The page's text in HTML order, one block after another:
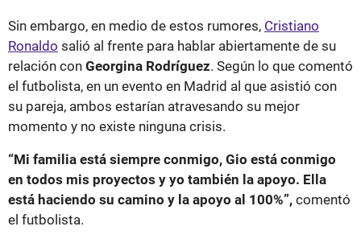
Sin embargo, en medio de estos rumores, Cristiano
Ronaldo salió al frente para hablar abiertamente de su
relación con Georgina Rodríguez. Según lo que comentó
el futbolista, en un evento en Madrid al que asistió con
su pareja, ambos estarían atravesando su mejor
momento y no existe ninguna crisis.
“Mi familia está siempre conmigo, Gio está conmigo
en todos mis proyectos y yo también la apoyo. Ella
está haciendo su camino y la apoyo al 100%”, comentó
el futbolista.